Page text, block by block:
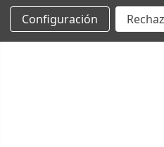
Configuración